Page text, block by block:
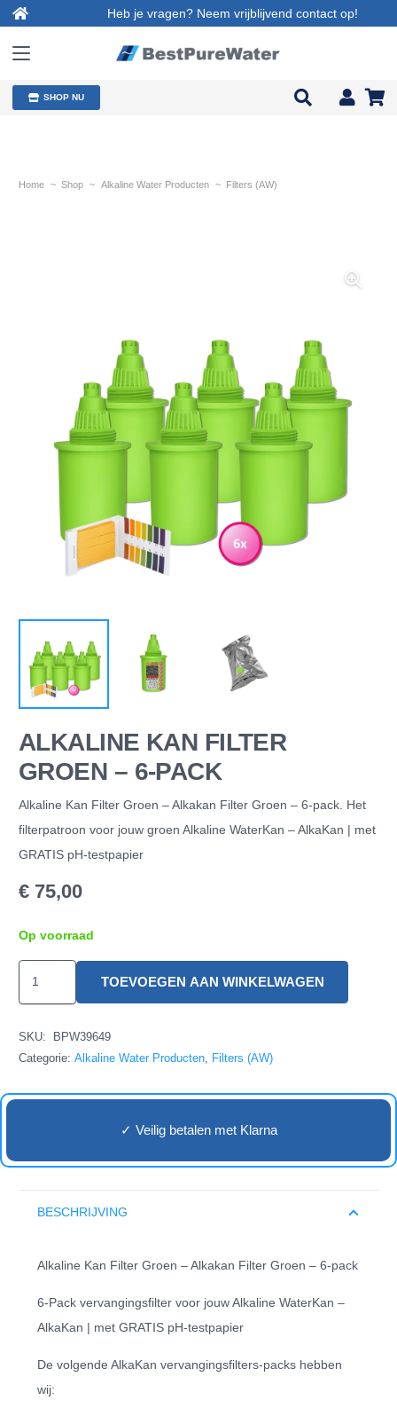
Heb je vragen? Neem vrijblijvend contact op!
SHOP NU
Home ~ Shop ~ Alkaline Water Producten ~ Filters (AW)
ALKALINE KAN FILTER
GROEN – 6-PACK
Alkaline Kan Filter Groen – Alkakan Filter Groen – 6-pack. Het
filterpatroon voor jouw groen Alkaline WaterKan – AlkaKan | met
GRATIS pH-testpapier
€ 75,00
Op voorraad
6-
TOEVOEGEN AAN WINKELWAGEN
SKU:
BPW39649
Categorie: Alkaline Water Producten Filters (AW)
✓ Veilig betalen met Klarna
BESCHRIJVING
Alkaline Kan Filter Groen – Alkakan Filter Groen – 6-pack
6-Pack vervangingsfilter voor jouw Alkaline WaterKan –
AlkaKan | met GRATIS pH-testpapier
De volgende AlkaKan vervangingsfilters-packs hebben
wij: